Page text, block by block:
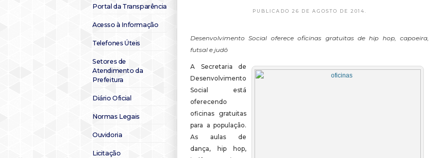
Portal da Transparência
Acesso à Informação
Telefones Úteis
Setores de
Atendimento da
Prefeitura
Diário Oficial
Normas Legais
Ouvidoria
Licitação
PUBLICADO 26 DE AGOSTO DE 2014.
Desenvolvimento Social oferece oficinas gratuitas de hip hop, capoeira,
futsal e judô
A Secretaria de
Desenvolvimento
Social está
oferecendo
oficinas gratuitas
para a população.
As aulas de
dança, hip hop,